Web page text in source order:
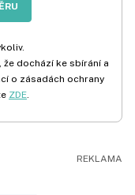
dochází ke sbírání a
o zásadách ochrany
ZDE